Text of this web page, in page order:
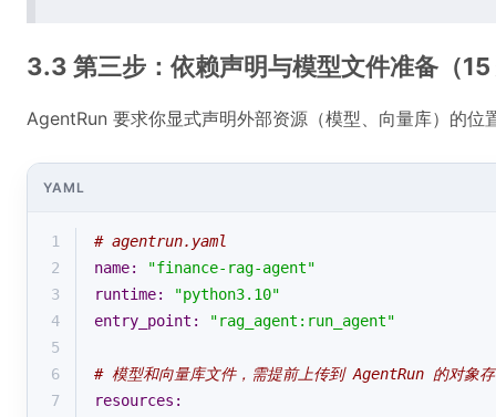
3.3 第三步：依赖声明与模型文件准备（15
AgentRun 要求你显式声明外部资源（模型、向量库）的位
YAML
1
# agentrun.yaml
2
name:
"finance-rag-agent"
3
runtime:
"python3.10"
4
entry_point:
"rag_agent:run_agent"
5
6
# 模型和向量库文件，需提前上传到 AgentRun 的对象
7
resources: